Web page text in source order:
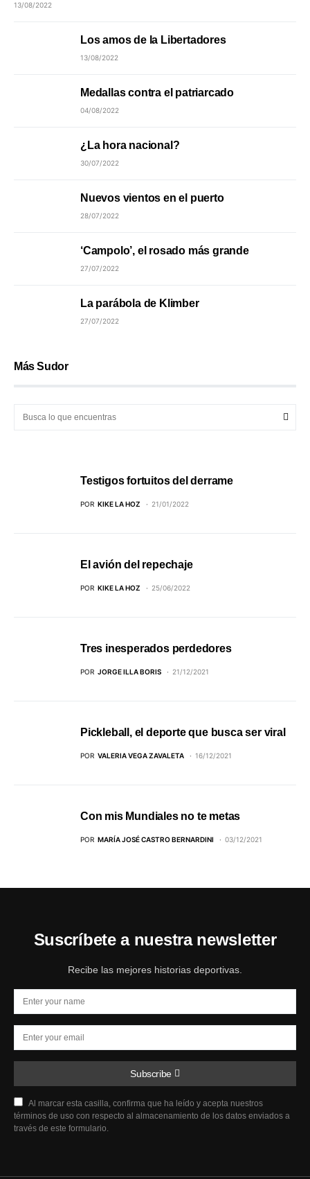
13/08/2022
Los amos de la Libertadores
13/08/2022
Medallas contra el patriarcado
04/08/2022
¿La hora nacional?
30/07/2022
Nuevos vientos en el puerto
28/07/2022
‘Campolo’, el rosado más grande
27/07/2022
La parábola de Klimber
27/07/2022
Más Sudor
Testigos fortuitos del derrame
POR KIKE LA HOZ 21/01/2022
El avión del repechaje
POR KIKE LA HOZ 25/06/2022
Tres inesperados perdedores
POR JORGE ILLA BORIS 21/12/2021
Pickleball, el deporte que busca ser viral
POR VALERIA VEGA ZAVALETA 16/12/2021
Con mis Mundiales no te metas
POR MARÍA JOSÉ CASTRO BERNARDINI 03/12/2021
Suscríbete a nuestra newsletter
Recibe las mejores historias deportivas.
Subscribe
Al marcar esta casilla, confirma que ha leído y acepta nuestros
términos de uso con respecto al almacenamiento de los datos enviados a
través de este formulario.